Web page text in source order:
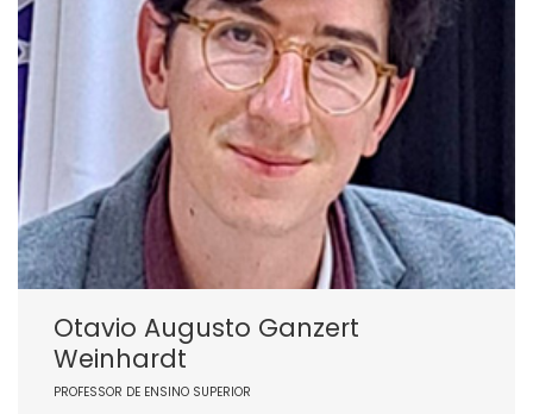
Otavio Augusto Ganzert
Weinhardt
PROFESSOR DE ENSINO SUPERIOR